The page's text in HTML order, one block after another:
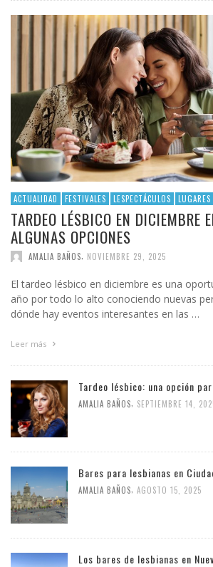
ACTUALIDAD FESTIVALES LESPECTÁCULOS LUGARES
TARDEO LÉSBICO EN DICIEMBRE
ALGUNAS OPCIONES
AMALIA BAÑOS NOVIEMBRE 29, 2025
El tardeo lésbico en diciembre es una
año por todo lo alto conociendo nuevas
dónde hay eventos interesantes en las …
Leer más
Tardeo lésbico: una opción
AMALIA BAÑOS SEPTIEMBRE 14,
Bares para lesbianas en
AMALIA BAÑOS AGOSTO 15, 2025
Los bares de lesbianas en